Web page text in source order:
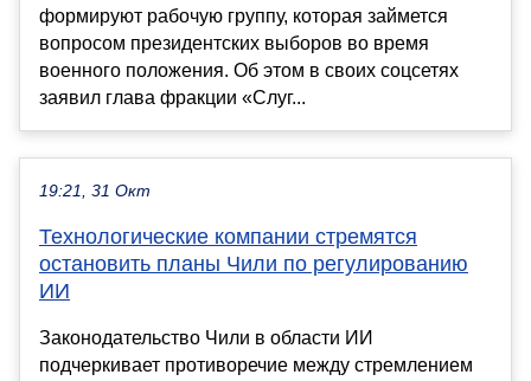
формируют рабочую группу, которая займется
вопросом президентских выборов во время
военного положения. Об этом в своих соцсетях
заявил глава фракции «Слуг...
19:21, 31 Окт
Технологические компании стремятся
остановить планы Чили по регулированию
ИИ
Законодательство Чили в области ИИ
подчеркивает противоречие между стремлением